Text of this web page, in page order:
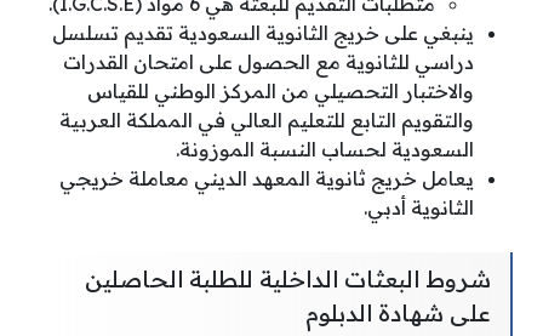
ينبغي على خريج الثانوية السعودية تقديم تسلسل
دراسي للثانوية مع الحصول على امتحان القدرات
والاختبار التحصيلي من المركز الوطني للقياس
والتقويم التابع للتعليم العالي في المملكة العربية
السعودية لحساب النسبة الموزونة.
يعامل خريج ثانوية المعهد الديني معاملة خريجي
الثانوية أدبي.
شروط البعثات الداخلية للطلبة الحاصلين
على شهادة الدبلوم